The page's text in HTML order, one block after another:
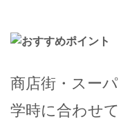
商店街・スー
学時に合わせ